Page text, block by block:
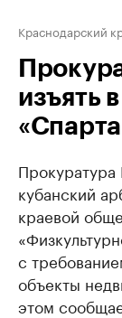
Краснодарский
изъять
Прокуратура
кубанский
краевой
с
объекты
этом